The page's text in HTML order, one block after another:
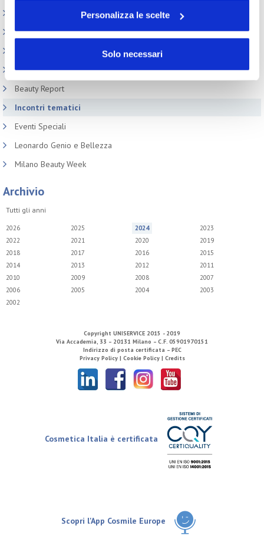
Personalizza le scelte
Solo necessari
Convegno tecnico internazionale
Cosmoprof
Beauty Links
Beauty Report
Incontri tematici
Eventi Speciali
Leonardo Genio e Bellezza
Milano Beauty Week
Archivio
Tutti gli anni
2026 2025 2024
2023
2022
2021 2020
2019
2018
2017 2016
2015
2014
2013 2012
2011
2010
2009 2008
2007
2006
2005 2004
2003
2002
Copyright UNISERVICE 2015 - 2019
Via Accademia, 33 – 20131 Milano – C.F. 05901970151
Indirizzo di posta certificata – PEC
Privacy Policy | Cookie Policy | Credits
Cosmetica Italia è certificata
Scopri l'App Cosmile Europe